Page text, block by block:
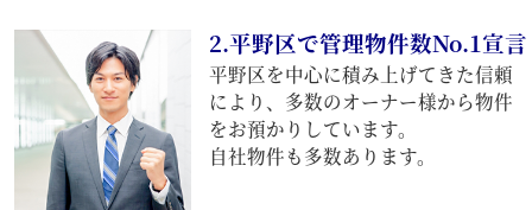
2.平野区で管理物件数No.1宣言
平野区を中心に積み上げてきた信頼
により、多数のオーナー様から物件
をお預かりしています。
自社物件も多数あります。